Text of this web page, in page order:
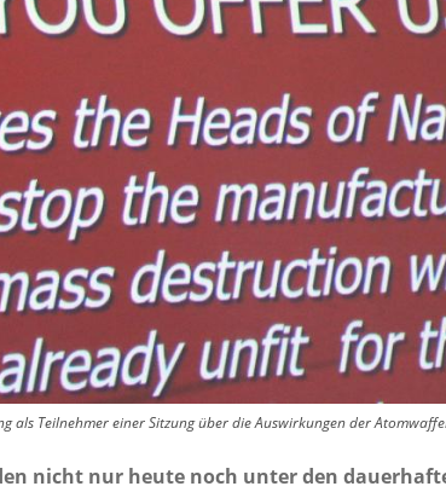
Teilnehmer einer Sitzung über die Auswirkungen der
nicht nur heute noch unter den